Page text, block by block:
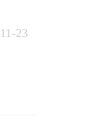
11 -23